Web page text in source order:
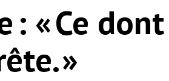
: « Ce
»